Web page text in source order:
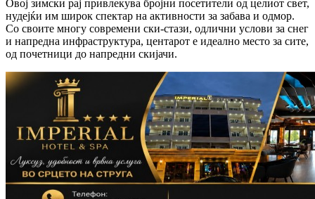
Овој зимски рај привлекува бројни посетители од целиот свет,
нудејќи им широк спектар на активности за забава и одмор.
Со своите многу современи ски-стази, одлични услови за снег
и напредна инфраструктура, центарот е идеално место за сите,
од почетници до напредни скијачи.